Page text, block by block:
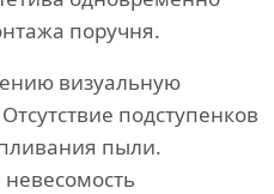
поручня.
визуальную
подступенков
пыли.